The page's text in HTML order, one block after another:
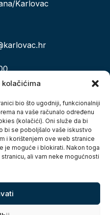
kolačićima
bio što ugodniji, funkcionalniji
na vaše računalo određenu
(kolačići). Oni služe da bi
bi se poboljšalo vaše iskustvo
i korištenjem ove web stranice
je moguće i blokirati. Nakon toga
ali vam neke mogućnosti
Karlovac
Karlovca